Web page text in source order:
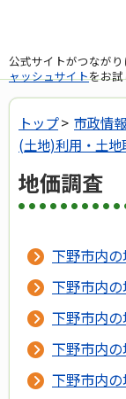
公式サイトがつなが
ャッシュサイトをお
トップ> 市政情
(土地)利用・土地
地価調査
下野市内
下野市内
下野市内
下野市内
下野市内